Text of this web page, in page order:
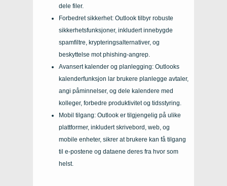
dele filer.
Forbedret sikkerhet: Outlook tilbyr robuste
sikkerhetsfunksjoner, inkludert innebygde
spamfiltre, krypteringsalternativer, og
beskyttelse mot phishing-angrep.
Avansert kalender og planlegging: Outlooks
kalenderfunksjon lar brukere planlegge avtaler,
angi påminnelser, og dele kalendere med
kolleger, forbedre produktivitet og tidsstyring.
Mobil tilgang: Outlook er tilgjengelig på ulike
plattformer, inkludert skrivebord, web, og
mobile enheter, sikrer at brukere kan få tilgang
til e-postene og dataene deres fra hvor som
helst.